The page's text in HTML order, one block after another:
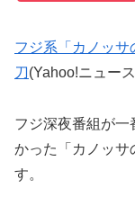
フジ系「カノッ
刀(Yahoo!ニュー
フジ深夜番組が一
かった「カノッサ
す。